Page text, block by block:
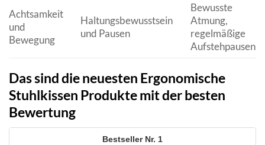
Achtsamkeit
und
Bewegung
Haltungsbewusstsein
und Pausen
Bewusste
Atmung,
regelmäßige
Aufstehpausen
Das sind die neuesten Ergonomische
Stuhlkissen Produkte mit der besten
Bewertung
1